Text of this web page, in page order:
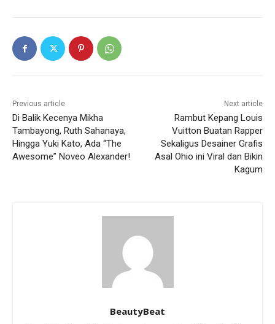
Previous article
Di Balik Kecenya Mikha
Tambayong, Ruth Sahanaya,
Hingga Yuki Kato, Ada “The
Awesome” Noveo Alexander!
Next article
Rambut Kepang Louis
Vuitton Buatan Rapper
Sekaligus Desainer Grafis
Asal Ohio ini Viral dan Bikin
Kagum
BeautyBeat